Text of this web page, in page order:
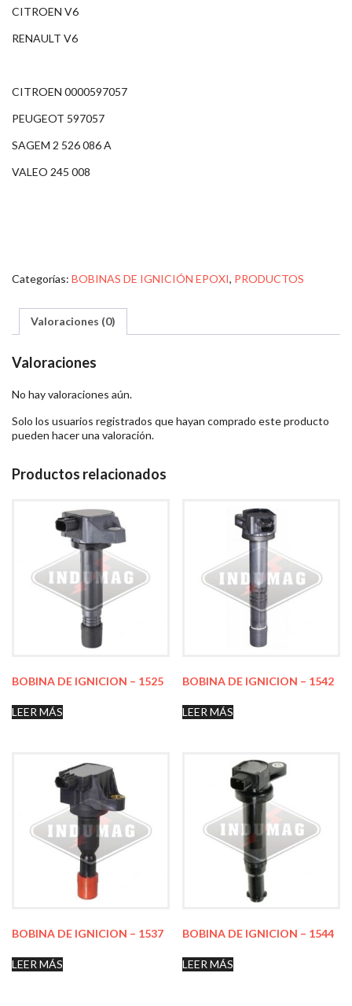
CITROEN V6
RENAULT V6
CITROEN 0000597057
PEUGEOT 597057
SAGEM 2 526 086 A
VALEO 245 008
Categorías: BOBINAS DE IGNICIÓN EPOXI, PRODUCTOS
Valoraciones (0)
Valoraciones
No hay valoraciones aún.
Solo los usuarios registrados que hayan comprado este producto
pueden hacer una valoración.
Productos relacionados
BOBINA DE IGNICION – 1525
LEER MÁS
BOBINA DE IGNICION – 1542
LEER MÁS
BOBINA DE IGNICION – 1537
LEER MÁS
BOBINA DE IGNICION – 1544
LEER MÁS